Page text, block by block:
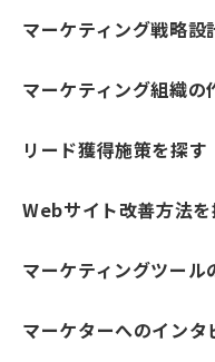
マーケティング戦略設
マーケティング組織の
リード獲得施策を探す
Webサイト改善方法
マーケティングツール
マーケターへのイン